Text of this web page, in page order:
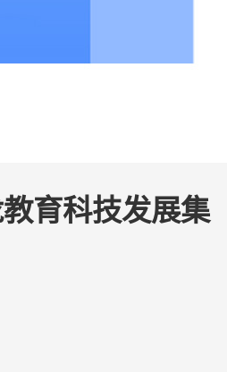
育科技发展集